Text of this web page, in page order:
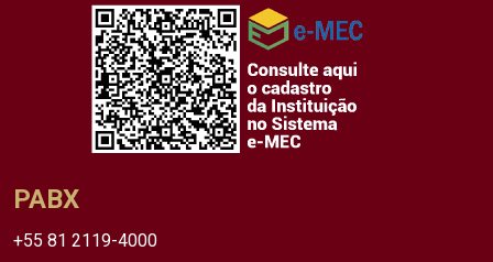
PABX
+55 81 2119-4000